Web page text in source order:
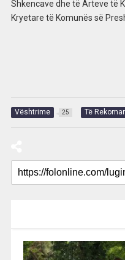
Shkencave dhe të Arteve të
Kryetare të Komunës së
Vështrime 25 Të